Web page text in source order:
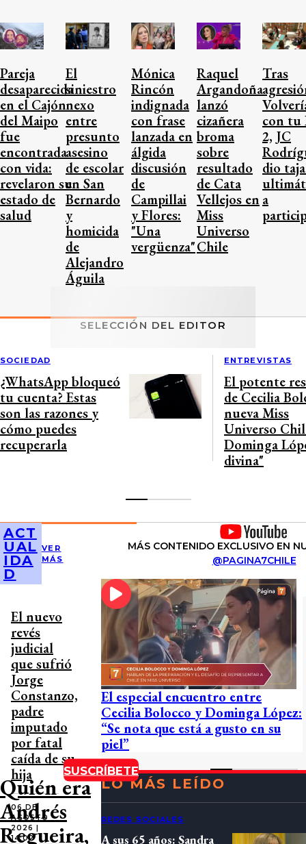
Pareja
desaparecida
en el Cajón
del Maipo
fue
encontrada
con vida:
revelaron su
estado de
salud
El
siniestro
nexo
entre
presunto
asesino
de escolar
en San
Bernardo
y
homicida
de
Alejandro
Águila
Mónica
Rincón
indignada
con frase
lanzada en
álgida
discusión
de
Campillai
y Flores:
"Una
vergüenza"
Raquel
Argandoña
lanzó
cizañera
broma
sobre
resultado
de Cata
Vellejos en
Miss
Universo
Chile
Tras
con tu
2, JC
dio
a
SELECCIÓN DEL EDITOR
SOCIEDAD
¿WhatsApp bloqueó
tu cuenta? Estas
son las razones y
cómo puedes
recuperarla
ENTREVISTAS
El potente
de Cecilia
nueva Miss
Universo
Dominga
divina"
ACT
UAL
IDA
D
VER
MÁS
Quién era
Andrés
Regueira,
El nuevo
revés
judicial
que sufrió
Jorge
Constanzo,
padre
imputado
por fatal
caída de su
hija
06 DE
AGOSTO
2026 |
14:02
MÁS CONTENIDO EXCLUSIVO EN
@PAGINA7CHILE
El especial encuentro entre
Cecilia Bolocco y Dominga López:
“Se nota que está a gusto en su
piel”
SUSCRÍBETE
LO MÁS LEÍDO
REDES SOCIALES
A sus 65 años: Sandra